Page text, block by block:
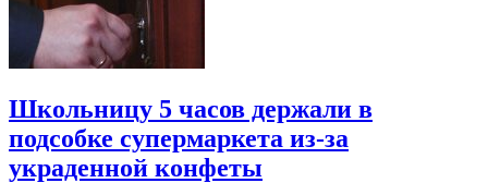
Школьницу 5 часов держали в
подсобке супермаркета из-за
украденной конфеты